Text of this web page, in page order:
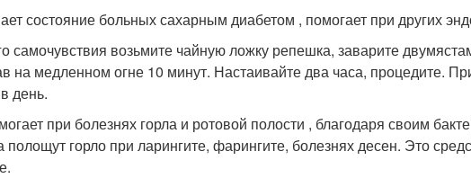
состояние больных сахарным диабетом , помогает при других
самочувствия возьмите чайную ложку репешка, заварите
на медленном огне 10 минут. Настаивайте два часа, процедите.
день.
при болезнях горла и ротовой полости , благодаря своим
полощут горло при ларингите, фарингите, болезнях десен. Это